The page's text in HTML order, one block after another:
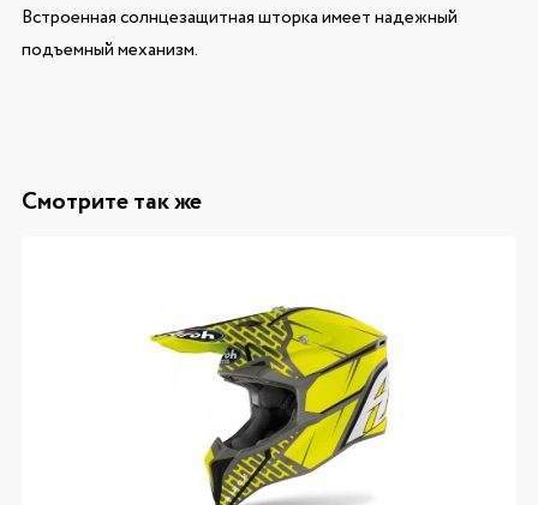
Встроенная солнцезащитная шторка имеет надежный
подъемный механизм.
Смотрите так же